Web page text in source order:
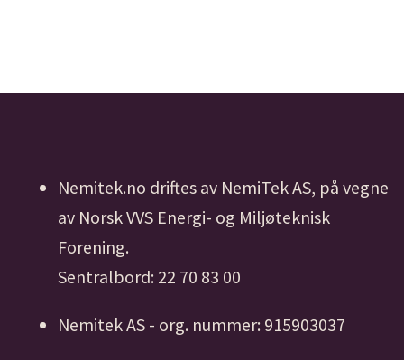
Nemitek.no driftes av NemiTek AS, på vegne
av Norsk VVS Energi- og Miljøteknisk
Forening.
Sentralbord: 22 70 83 00
Nemitek AS - org. nummer: 915903037